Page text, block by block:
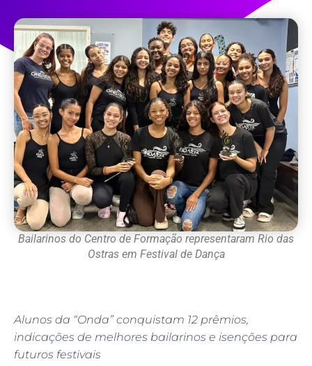
Bailarinos do Centro de Formação representaram Rio das
Ostras em Festival de Dança
Alunos da “Onda” conquistam 12 prêmios,
indicações de melhores bailarinos e isenções para
futuros festivais